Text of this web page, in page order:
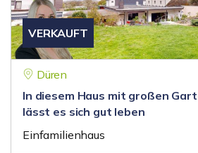
VERKAUFT
Düren
In diesem Haus mit großen
lässt es sich gut leben
Einfamilienhaus